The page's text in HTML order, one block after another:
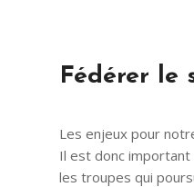
Fédérer le
Les enjeux pour
Il est donc
les troupes qui